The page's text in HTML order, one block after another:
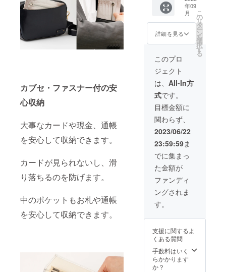
カブセ・ファスナー付の安
心収納
大事なカードや現金、通帳
を安心して収納できます。
カードが見られないし、滑
り落ちるのを防げます。
中のポケットもお札や通帳
を安心して収納できます。
がる可
能性が
ござい
ます。
※基本的
急便で
となり
ます。
送料無
料
様から
応援購
入を頂
き、現
環境か
体制を
更に整
えるこ
とがで
きた場
合、正
規販売
価格が
定価格
より下
がる可
能性が
ござい
ます。
※基本的
の発送
となり
ます。
※税込・
送料無
料
薄お財
布クロ1
点＋ヒ
マラヤ1
点 計2
ト ※一
般販売
予定価
格
29800
円の商
品を
30%OF
Fで予約
購入い
ただけ
ます。
※本プロ
ジェク
トを通
して想
定を上
回る皆
入を頂
在進め
ている
環境か
ら量産
年09
月
詳細を見る
こ
の
リ
タ
ー
ン
を
選
択
す
る
このプロ
ジェクト
は、 All-In方
式です。
目標金額に
関わらず、
2023/06/22
23:59:59ま
でに集まっ
た金額が
ファンディ
ングされま
す。
支援に関するよ
くある質問
手数料はいく
らかかります
か？